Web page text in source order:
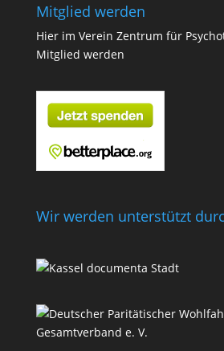
Mitglied werden
Hier im Verein Zentrum für
Mitglied werden
Wir werden unterstützt